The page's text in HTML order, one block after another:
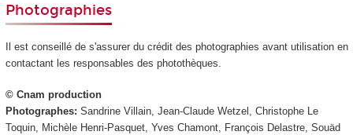
Photographies
Il est conseillé de s'assurer du crédit des photographies avant utilisation en
contactant les responsables des photothèques.
© Cnam production
Photographes: Sandrine Villain, Jean-Claude Wetzel, Christophe Le
Toquin, Michèle Henri-Pasquet, Yves Chamont, François Delastre, Souäd